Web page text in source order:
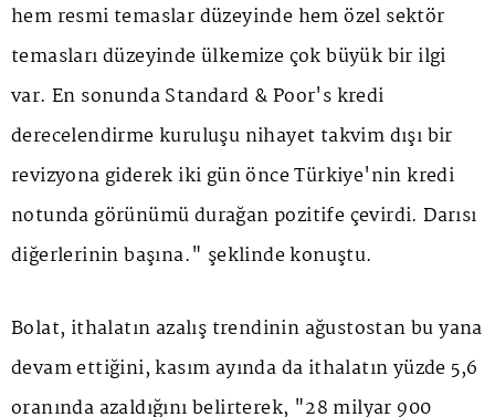
hem resmi temaslar düzeyinde hem özel sektör
temasları düzeyinde ülkemize çok büyük bir ilgi
var. En sonunda Standard & Poor's kredi
derecelendirme kuruluşu nihayet takvim dışı bir
revizyona giderek iki gün önce Türkiye'nin kredi
notunda görünümü durağan pozitife çevirdi. Darısı
diğerlerinin başına." şeklinde konuştu.
Bolat, ithalatın azalış trendinin ağustostan bu yana
devam ettiğini, kasım ayında da ithalatın yüzde 5,6
oranında azaldığını belirterek, "28 milyar 900